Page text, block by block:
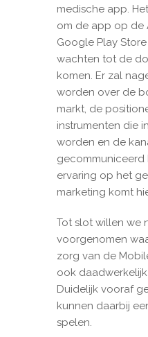
medische app.
om de app op
Google Play
wachten tot de
komen. Er zal
worden over de
markt, de
instrumenten die
worden en de
gecommuniceerd
ervaring op het
marketing komt
Tot slot willen we
voorgenomen
zorg van de
ook
Duidelijk vooraf
kunnen daarbij
spelen.